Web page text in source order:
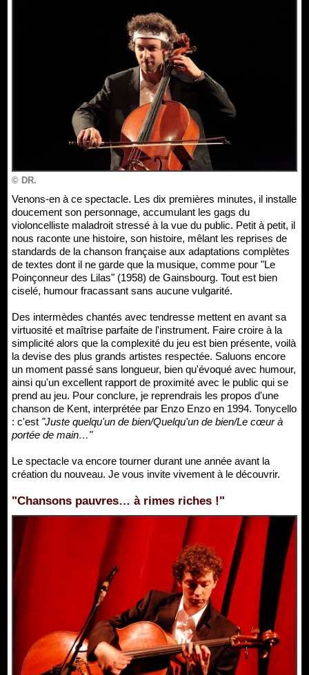
© DR.
Venons-en à ce spectacle. Les dix premières minutes, il installe
doucement son personnage, accumulant les gags du
violoncelliste maladroit stressé à la vue du public. Petit à petit, il
nous raconte une histoire, son histoire, mêlant les reprises de
standards de la chanson française aux adaptations complètes
de textes dont il ne garde que la musique, comme pour "Le
Poinçonneur des Lilas" (1958) de Gainsbourg. Tout est bien
ciselé, humour fracassant sans aucune vulgarité.
Des intermèdes chantés avec tendresse mettent en avant sa
virtuosité et maîtrise parfaite de l'instrument. Faire croire à la
simplicité alors que la complexité du jeu est bien présente, voilà
la devise des plus grands artistes respectée. Saluons encore
un moment passé sans longueur, bien qu'évoqué avec humour,
ainsi qu'un excellent rapport de proximité avec le public qui se
prend au jeu. Pour conclure, je reprendrais les propos d'une
chanson de Kent, interprétée par Enzo Enzo en 1994. Tonycello
: c'est "Juste quelqu'un de bien/Quelqu'un de bien/Le cœur à
portée de main…"
Le spectacle va encore tourner durant une année avant la
création du nouveau. Je vous invite vivement à le découvrir.
"Chansons pauvres… à rimes riches !"